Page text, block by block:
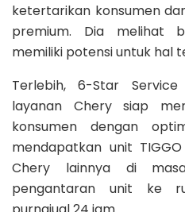
ketertarikan konsumen
premium. Dia melihat
memiliki potensi untuk hal
Terlebih, 6-Star
layanan Chery siap
konsumen dengan
mendapatkan unit
Chery lainnya di
pengantaran unit ke